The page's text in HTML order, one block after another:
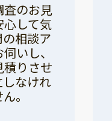
査のお見
して気
相談ア
いし、
りさせ
なけれ
。